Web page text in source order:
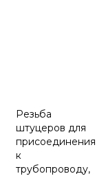
Резьба
штуцеров для
присоединения
к
трубопроводу,